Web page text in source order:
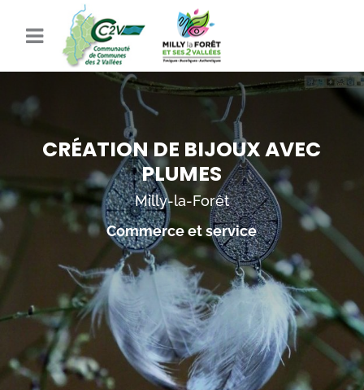
CRÉATION DE BIJOUX AVEC
PLUMES
Milly-la-Forêt
Commerce et service